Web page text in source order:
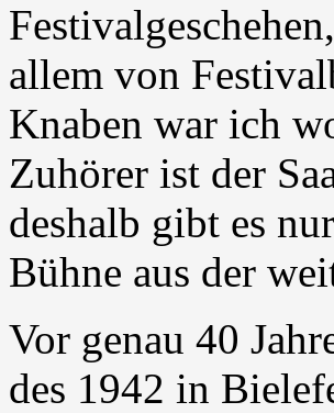
allem von
Knaben war ich
Zuhörer ist der
deshalb gibt es
Bühne aus der
Vor genau 40
des 1942 in